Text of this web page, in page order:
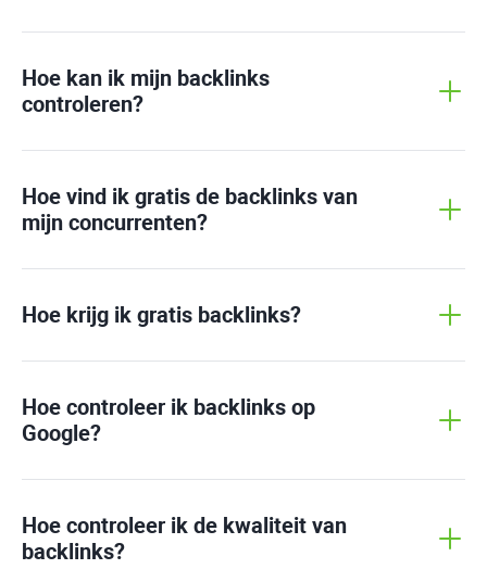
Hoe kan ik mijn backlinks
controleren?
Hoe vind ik gratis de backlinks van
mijn concurrenten?
Hoe krijg ik gratis backlinks?
Hoe controleer ik backlinks op
Google?
Hoe controleer ik de kwaliteit van
backlinks?